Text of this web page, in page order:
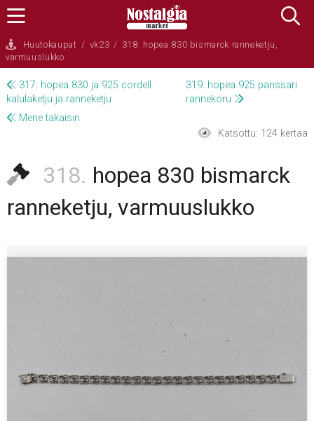
Huutokaupat / vk23 / 318. hopea 830 bismarck ranneketju,
varmuuslukko
317. hopea 830 ja 925 cordell
kalulaketju ja ranneketju
319. hopea 925 panssari
rannekoru
Mene takaisin
Katsottu: 124 kertaa
318. hopea 830 bismarck
ranneketju, varmuuslukko